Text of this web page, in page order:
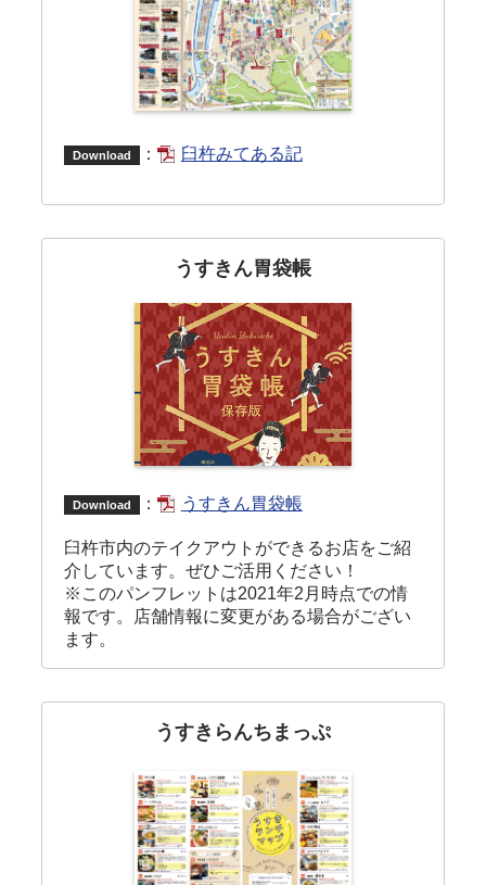
Download ： 臼杵みてある記
うすきん胃袋帳
Download ： うすきん胃袋帳
臼杵市内のテイクアウトができるお店をご紹
介しています。ぜひご活用ください！
※このパンフレットは2021年2月時点での情
報です。店舗情報に変更がある場合がござい
ます。
うすきらんちまっぷ